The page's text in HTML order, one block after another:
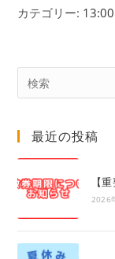
カテゴリー:
最近の投稿
【
2026